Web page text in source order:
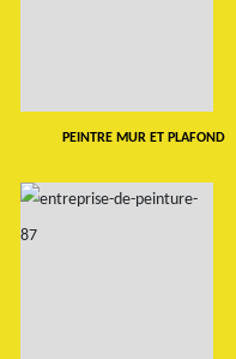
PEINTRE MUR ET PLAFOND